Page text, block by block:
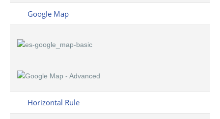
Google Map
Horizontal Rule